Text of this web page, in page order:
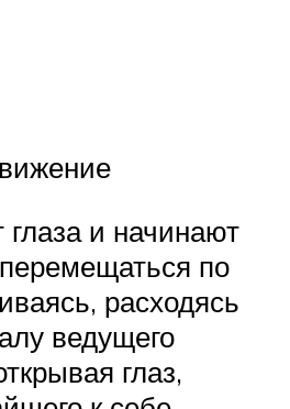
и начинают
по
расходясь
ведущего
глаз,